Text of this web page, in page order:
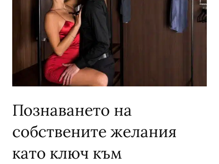
Познаването на
собствените желания
като ключ към